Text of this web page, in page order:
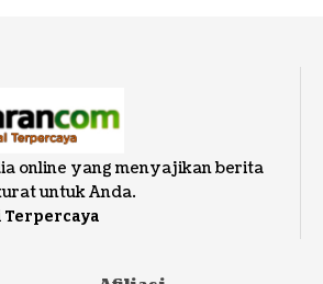
online yang menyajikan berita
untuk Anda.
Terpercaya